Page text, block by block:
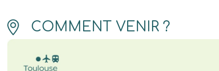
COMMENT VENIR ?